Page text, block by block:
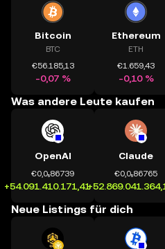
Bitcoin
BTC
€56.185,13
-0,07 %
Ethereum
ETH
€1.659,43
-0,10 %
Was andere Leute kaufen
OpenAI
€0,0₅86739
+54.091.410.171,41 %
Claude
€0,0₅86765
Neue Listings für dich